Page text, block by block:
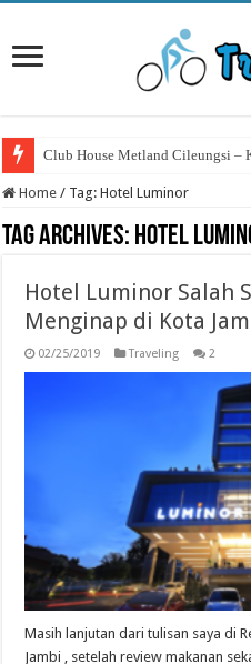
Club House Metland Cileungsi –
Home / Tag:Hotel Luminor
Tag Archives: Hotel
Hotel Luminor Salah
Menginap di Kota
02/25/2019 Traveling 2
Masih lanjutan dari tulisan saya di
Jambi , setelah review makanan